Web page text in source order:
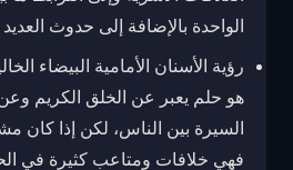
الواحدة بالإضافة إلى حدوث
رؤية الأسنان الأمامية البيضاء
هو حلم يعبر عن الخلق الكريم
السيرة بين الناس، لكن إذا كان
فهي خلافات ومتاعب كثيرة في